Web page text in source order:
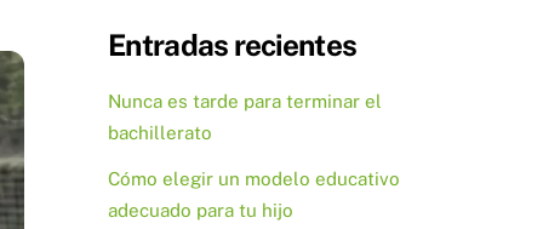
Entradas recientes
Nunca es tarde para terminar el
bachillerato
Cómo elegir un modelo educativo
adecuado para tu hijo